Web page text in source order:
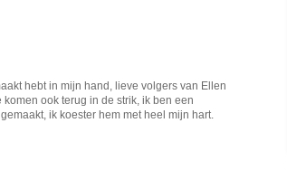
hebt in mijn hand, lieve volgers van Ellen
ook terug in de strik, ik ben een
ik koester hem met heel mijn hart.